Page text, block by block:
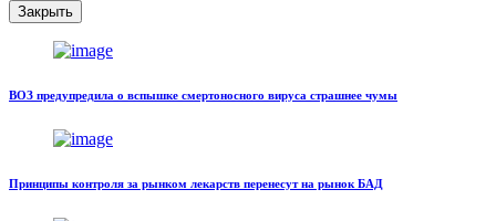
Закрыть
ВОЗ предупредила о вспышке смертоносного вируса страшнее чумы
Принципы контроля за рынком лекарств перенесут на рынок БАД